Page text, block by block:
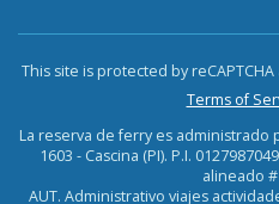
This site is protected by
Terms of
La reserva de ferry es administrado
1603 - Cascina (PI). P.I.
alineado #
AUT. Administrativo viajes